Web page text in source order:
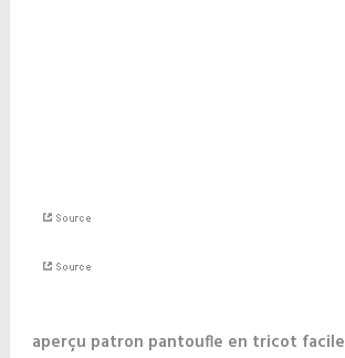
aperçu patron pantoufle en tricot facile